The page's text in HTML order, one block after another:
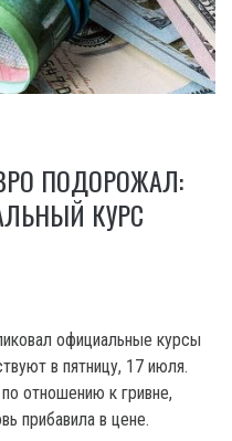
ПОДОРОЖАЛ:
КУРС
официальные курсы
в пятницу, 17 июля.
отношению к гривне,
прибавила в цене.